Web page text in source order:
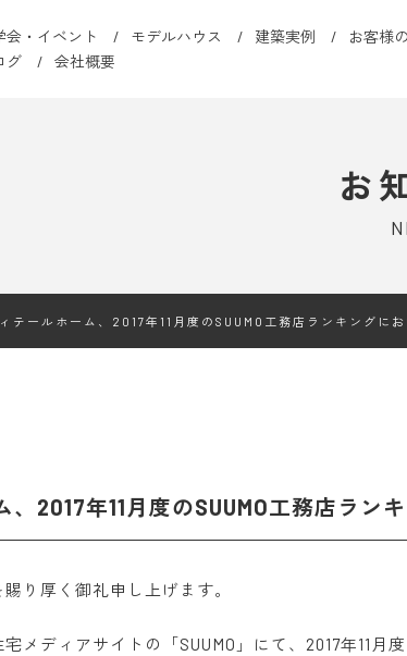
会・イベント モデルハウス 建築実例 お客様
グ
会社概要
お
テールホーム、2017年11月度のSUUMO工務店ランキングに
、2017年11月度のSUUMO工務店ラン
り厚く御礼申し上げます。
メディアサイトの「SUUMO」にて、2017年11月